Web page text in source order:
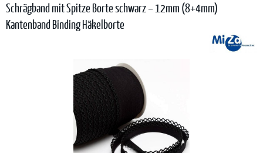
Schrägband mit Spitze Borte schwarz – 12mm (8+4mm)
Kantenband Binding Häkelborte